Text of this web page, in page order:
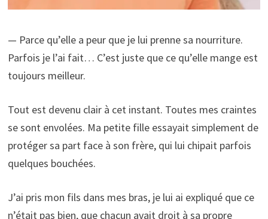
— Parce qu’elle a peur que je lui prenne sa nourriture.
Parfois je l’ai fait… C’est juste que ce qu’elle mange est
toujours meilleur.
Tout est devenu clair à cet instant. Toutes mes craintes
se sont envolées. Ma petite fille essayait simplement de
protéger sa part face à son frère, qui lui chipait parfois
quelques bouchées.
J’ai pris mon fils dans mes bras, je lui ai expliqué que ce
n’était pas bien, que chacun avait droit à sa propre